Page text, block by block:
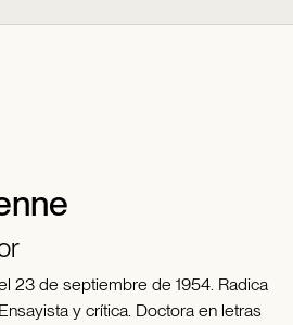
23 de septiembre de 1954. Radica
y crítica. Doctora en letras